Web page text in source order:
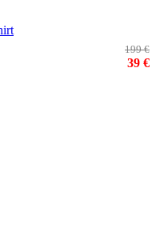
199 €
39 €